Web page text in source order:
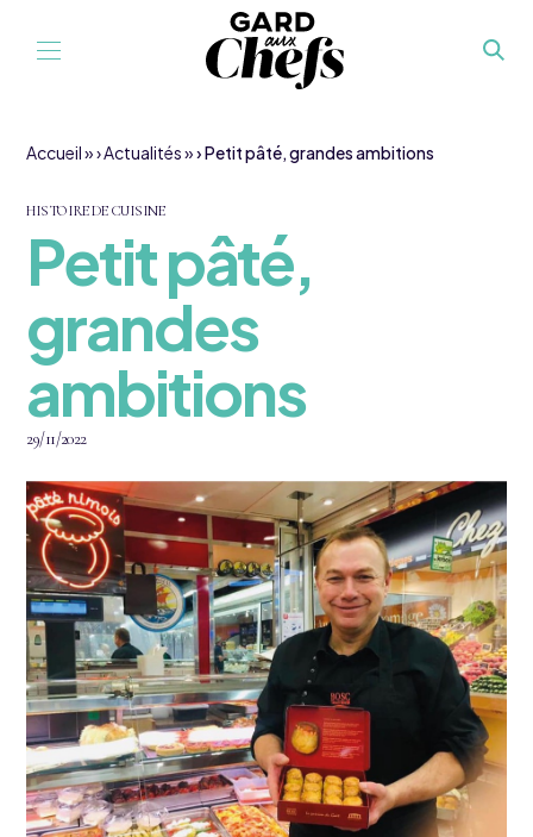
Accueil» Actualités» Petit pâté, grandes ambitions
HISTOIRE DE CUISINE
Petit pâté,
grandes
ambitions
29/11/2022